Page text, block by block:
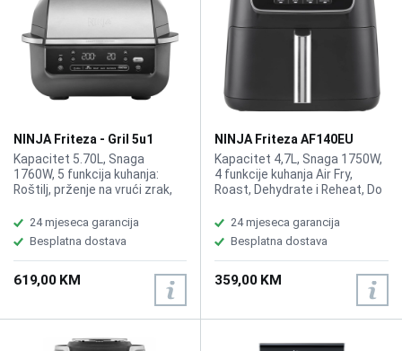
NINJA Friteza - Gril 5u1
EG351EU
Kapacitet 5.70L, Snaga
1760W, 5 funkcija kuhanja:
Roštilj, prženje na vrući zrak,
pećnici i dehidracija, Brzo
roštiljanje i kuhanje: Ciklonska
zračna tehnologija i debela
ploča za roštilj brzo kuhaju
hranu, Pametni sustav kuhanja:
Ugrađena sonda termometra
Težina 8,3kg
24 mjeseca garancija
Besplatna dostava
619,00 KM
NINJA Friteza AF140EU
Kapacitet 4,7L, Snaga 1750W,
4 funkcije kuhanja Air Fry,
Roast, Dehydrate i Reheat, Do
premaz, Zaštita od
pregrijavanja, Pečenje bez ulja,
Vrsta prženja Vrući zrak,
Minimalna temperatura: 40,
Maksimalna temperatura: 240,
Dimenzije (cm): 26,5 x 28,5 x 36
24 mjeseca garancija
Besplatna dostava
359,00 KM